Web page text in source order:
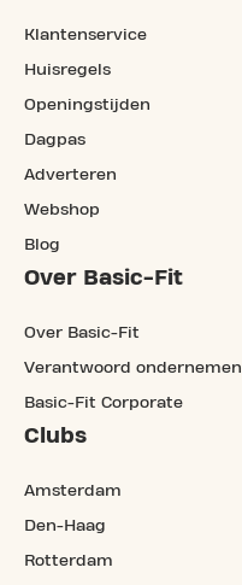
Klantenservice
Huisregels
Openingstijden
Dagpas
Adverteren
Webshop
Blog
Over Basic-Fit
Over Basic-Fit
Verantwoord ondernemen
Basic-Fit Corporate
Clubs
Amsterdam
Den-Haag
Rotterdam